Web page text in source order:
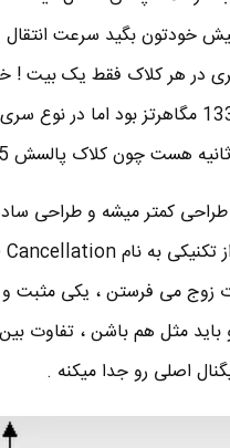
خودتون بگید سرعت انتقال
در نوع سری در هر کلاک فقط
کمتر میشه و طراحی
زوج می فرستن ، یکی مثبت
مثل هم باشن ، تفاوت
اصلی رو جدا میکنه .